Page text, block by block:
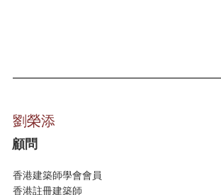
劉榮添
顧問
香港建築師學會會員
香港註冊建築師